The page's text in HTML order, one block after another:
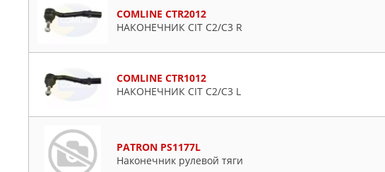
COMLINE CTR2012
НАКОНЕЧНИК CIT C2/C3 R
COMLINE CTR1012
НАКОНЕЧНИК CIT C2/C3 L
PATRON PS1177L
Наконечник рулевой тяги